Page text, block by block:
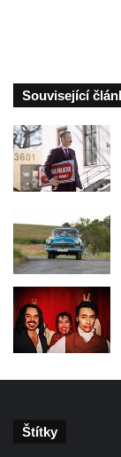
Související
Štítky